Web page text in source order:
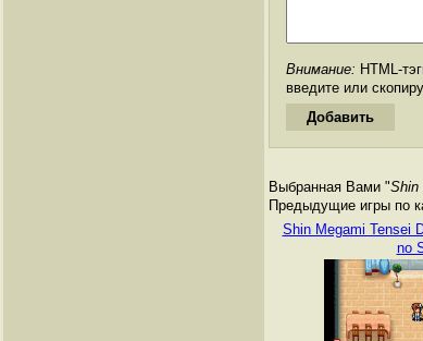
Внимание: HTML-
введите или
Выбранная Вами "Shin
Предыдущие игры по
Shin Megami Tensei
no